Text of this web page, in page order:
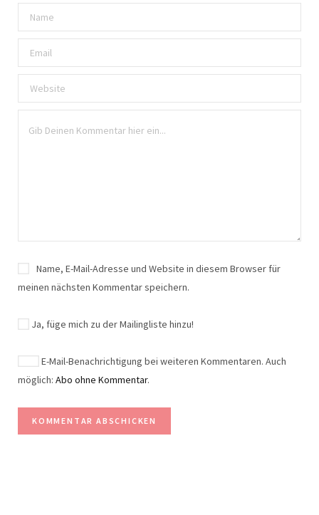
Name, E-Mail-Adresse und Website in diesem Browser für
meinen nächsten Kommentar speichern.
Ja, füge mich zu der Mailingliste hinzu!
E-Mail-Benachrichtigung bei weiteren Kommentaren. Auch
möglich: Abo ohne Kommentar.